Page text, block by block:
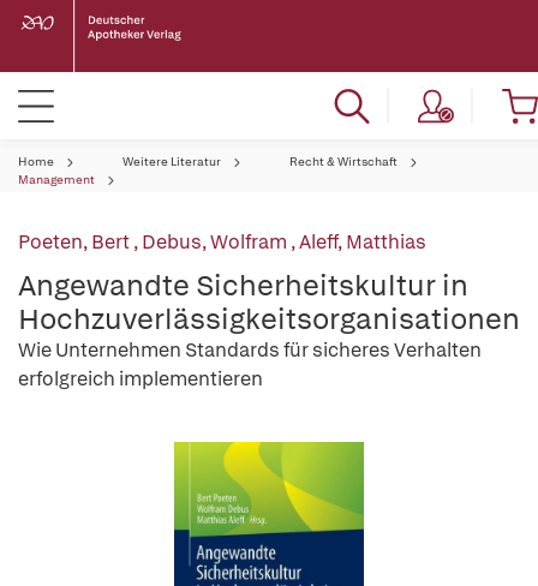
Home Weitere Literatur
Recht & Wirtschaft
Management
Poeten, Bert,Debus, Wolfram ,Aleff, Matthias
Angewandte Sicherheitskultur in
Hochzuverlässigkeitsorganisationen
Wie Unternehmen Standards für sicheres Verhalten
erfolgreich implementieren